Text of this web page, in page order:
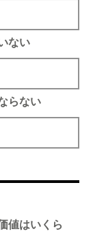
ない
らない
値はいくら